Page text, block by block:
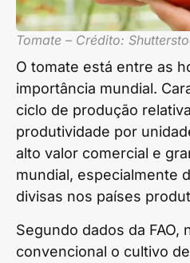
Tomate – Crédito:
O tomate está entre as
importância mundial.
ciclo de produção
produtividade por
alto valor comercial e
mundial, especialmente
divisas nos países
Segundo dados da FAO,
convencional o cultivo